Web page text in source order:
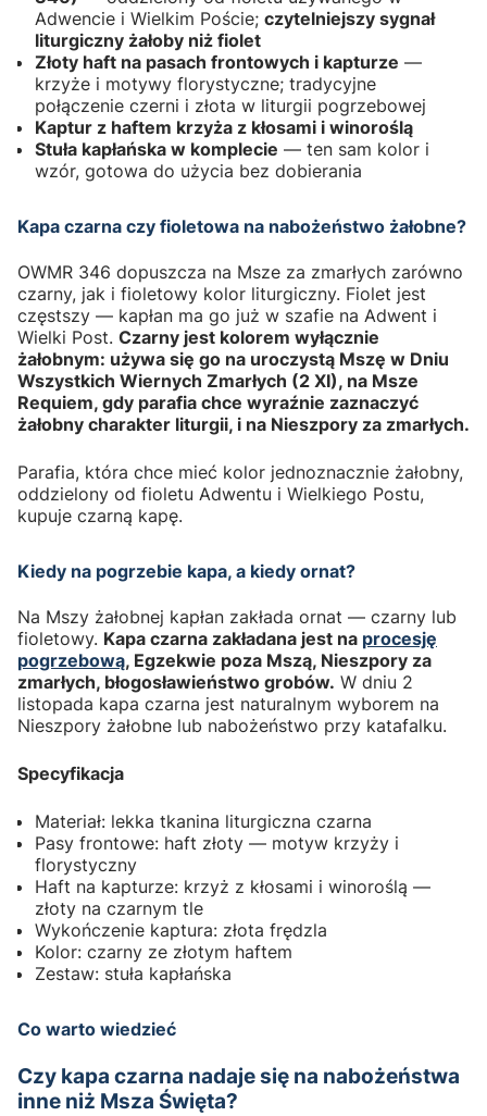
Adwencie i Wielkim Poście; czytelniejszy sygnał
liturgiczny żałoby niż fiolet
Złoty haft na pasach frontowych i kapturze —
krzyże i motywy florystyczne; tradycyjne
połączenie czerni i złota w liturgii pogrzebowej
Kaptur z haftem krzyża z kłosami i winoroślą
Stuła kapłańska w komplecie — ten sam kolor i
wzór, gotowa do użycia bez dobierania
Kapa czarna czy fioletowa na nabożeństwo żałobne?
OWMR 346 dopuszcza na Msze za zmarłych zarówno
czarny, jak i fioletowy kolor liturgiczny. Fiolet jest
częstszy — kapłan ma go już w szafie na Adwent i
Wielki Post. Czarny jest kolorem wyłącznie
żałobnym: używa się go na uroczystą Mszę w Dniu
Wszystkich Wiernych Zmarłych (2 XI), na Msze
Requiem, gdy parafia chce wyraźnie zaznaczyć
żałobny charakter liturgii, i na Nieszpory za zmarłych.
Parafia, która chce mieć kolor jednoznacznie żałobny,
oddzielony od fioletu Adwentu i Wielkiego Postu,
kupuje czarną kapę.
Kiedy na pogrzebie kapa, a kiedy ornat?
Na Mszy żałobnej kapłan zakłada ornat — czarny lub
fioletowy. Kapa czarna zakładana jest na procesję
pogrzebową, Egzekwie poza Mszą, Nieszpory za
zmarłych, błogosławieństwo grobów. W dniu 2
listopada kapa czarna jest naturalnym wyborem na
Nieszpory żałobne lub nabożeństwo przy katafalku.
Specyfikacja
Materiał: lekka tkanina liturgiczna czarna
Pasy frontowe: haft złoty — motyw krzyży i
florystyczny
Haft na kapturze: krzyż z kłosami i winoroślą —
złoty na czarnym tle
Wykończenie kaptura: złota frędzla
Kolor: czarny ze złotym haftem
Zestaw: stuła kapłańska
Co warto wiedzieć
Czy kapa czarna nadaje się na nabożeństwa
inne niż Msza Święta?